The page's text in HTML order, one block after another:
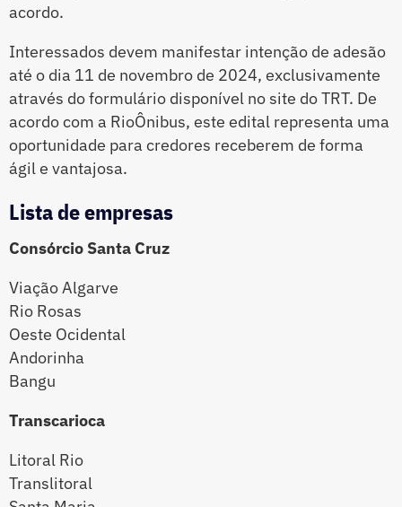
acordo.
Interessados devem manifestar intenção de adesão
até o dia 11 de novembro de 2024, exclusivamente
através do formulário disponível no site do TRT. De
acordo com a RioÔnibus, este edital representa uma
oportunidade para credores receberem de forma
ágil e vantajosa.
Lista de empresas
Consórcio Santa Cruz
Viação Algarve
Rio Rosas
Oeste Ocidental
Andorinha
Bangu
Transcarioca
Litoral Rio
Translitoral